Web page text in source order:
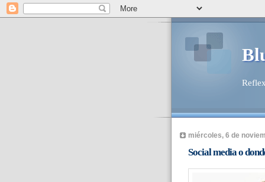
miércoles, 6 de
Social media o